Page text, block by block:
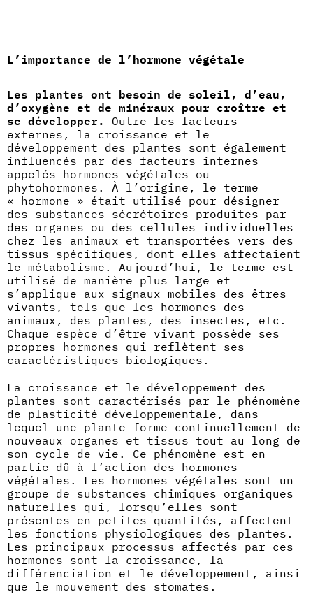
L’importance de l’hormone végétale
Les plantes ont besoin de soleil, d’eau,
d’oxygène et de minéraux pour croître et
se développer.
Outre les facteurs
externes, la croissance et le
développement des plantes sont également
influencés par des facteurs internes
appelés hormones végétales ou
phytohormones. À l’origine, le terme
« hormone » était utilisé pour désigner
des substances sécrétoires produites par
des organes ou des cellules individuelles
chez les animaux et transportées vers des
tissus spécifiques, dont elles affectaient
le métabolisme. Aujourd’hui, le terme est
utilisé de manière plus large et
s’applique aux signaux mobiles des êtres
vivants, tels que les hormones des
animaux, des plantes, des insectes, etc.
Chaque espèce d’être vivant possède ses
propres hormones qui reflètent ses
caractéristiques biologiques.
La croissance et le développement des
plantes sont caractérisés par le phénomène
de plasticité développementale, dans
lequel une plante forme continuellement de
nouveaux organes et tissus tout au long de
son cycle de vie. Ce phénomène est en
partie dû à l’action des hormones
végétales. Les hormones végétales sont un
groupe de substances chimiques organiques
naturelles qui, lorsqu’elles sont
présentes en petites quantités, affectent
les fonctions physiologiques des plantes.
Les principaux processus affectés par ces
hormones sont la croissance, la
différenciation et le développement, ainsi
que le mouvement des stomates.